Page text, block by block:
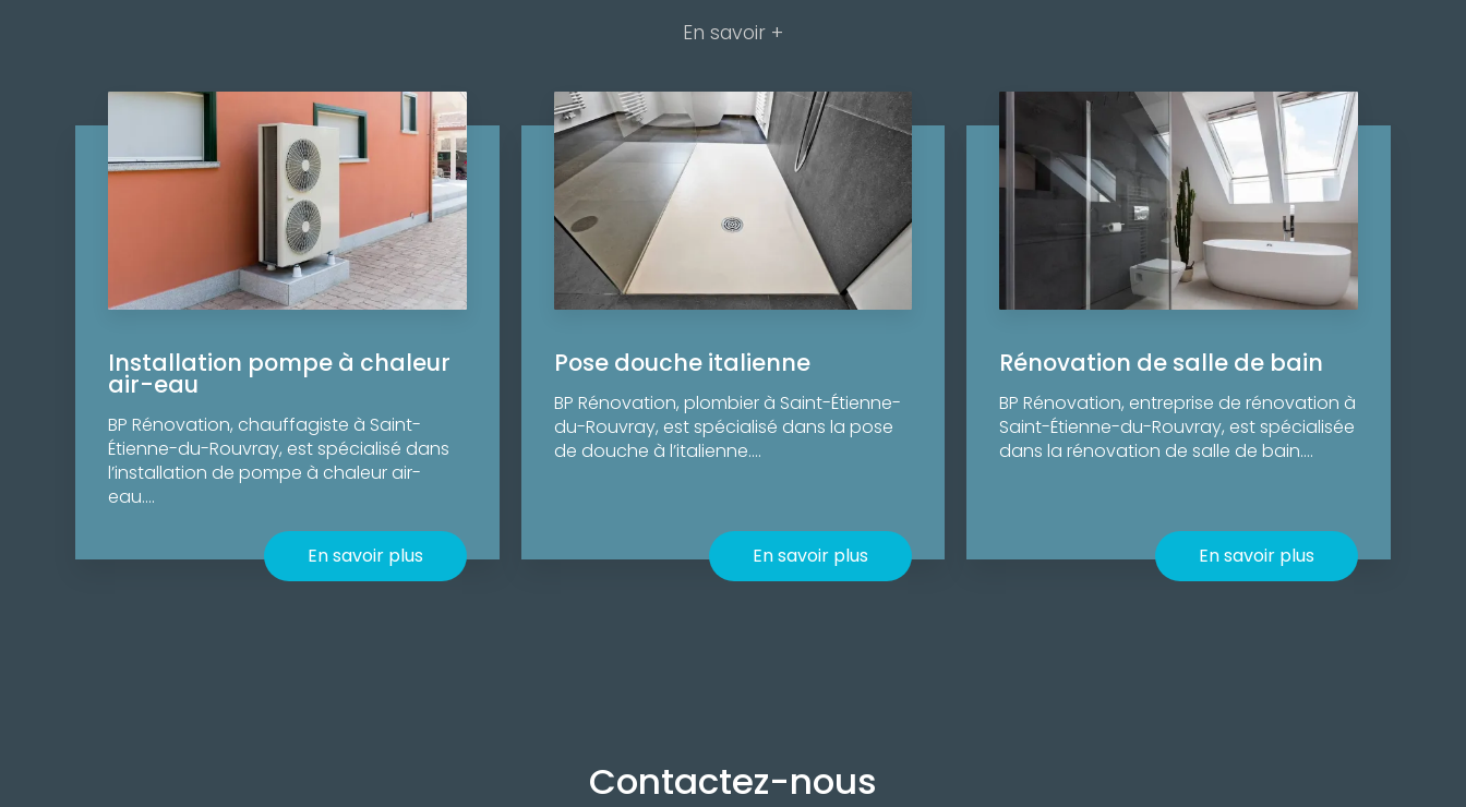
En savoir +
Installation pompe à chaleur
air-eau
BP Rénovation, chauffagiste à Saint-
Étienne-du-Rouvray, est spécialisé dans
l’installation de pompe à chaleur air-
eau....
En savoir plus
Pose douche italienne
BP Rénovation, plombier à Saint-Étienne-
du-Rouvray, est spécialisé dans la pose
de douche à l’italienne....
En savoir plus
Rénovation de salle de bain
BP Rénovation, entreprise de rénovation à
Saint-Étienne-du-Rouvray, est spécialisée
dans la rénovation de salle de bain....
En savoir plus
Contactez-nous